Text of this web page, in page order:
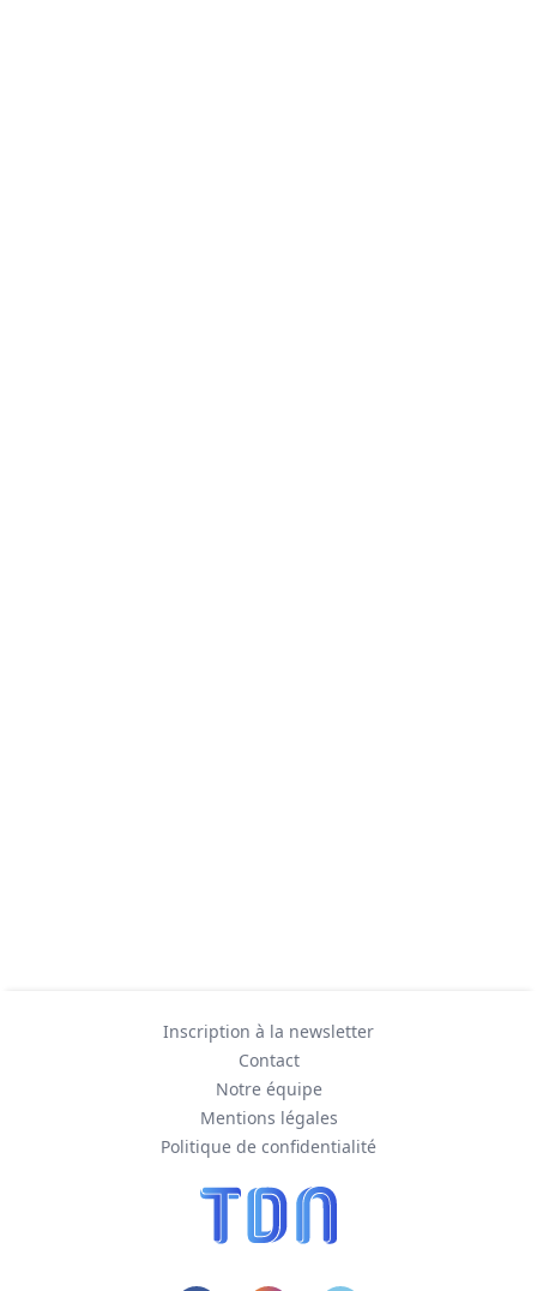
Inscription à la newsletter
Contact
Notre équipe
Mentions légales
Politique de confidentialité